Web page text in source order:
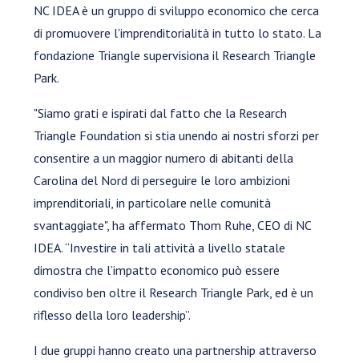
NC IDEA è un gruppo di sviluppo economico che cerca
di promuovere l'imprenditorialità in tutto lo stato. La
fondazione Triangle supervisiona il Research Triangle
Park.
"Siamo grati e ispirati dal fatto che la Research
Triangle Foundation si stia unendo ai nostri sforzi per
consentire a un maggior numero di abitanti della
Carolina del Nord di perseguire le loro ambizioni
imprenditoriali, in particolare nelle comunità
svantaggiate", ha affermato Thom Ruhe, CEO di NC
IDEA. “Investire in tali attività a livello statale
dimostra che l’impatto economico può essere
condiviso ben oltre il Research Triangle Park, ed è un
riflesso della loro leadership”.
I due gruppi hanno creato una partnership attraverso